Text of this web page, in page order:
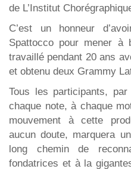
de L’Institut
C’est un honneur
Spattocco pour mener
travaillé pendant 20 ans
et obtenu deux Grammy
Tous les participants,
chaque note, à chaque
mouvement à cette
aucun doute, marquera
long chemin de
fondatrices et à la